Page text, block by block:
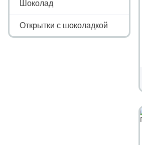
Шоколад
Открытки с шоколадкой